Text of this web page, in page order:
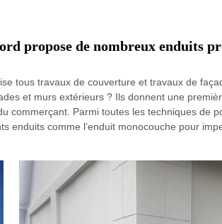
propose de nombreux enduits
tous travaux de couverture et travaux de
et murs extérieurs ? Ils donnent une
commerçant. Parmi toutes les techniques de
enduits comme l’enduit monocouche pour